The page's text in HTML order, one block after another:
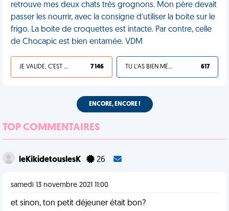
retrouve mes deux chats très grognons. Mon père devait
passer les nourrir, avec la consigne d’utiliser la boite sur le
frigo. La boite de croquettes est intacte. Par contre, celle
de Chocapic est bien entamée. VDM
JE VALIDE, C'EST UNE VDM 7 146 TU L'AS BIEN MÉRITÉ 617
ENCORE, ENCORE !
TOP COMMENTAIRES
leKikidetouslesK 26
samedi 13 novembre 2021 11:00
et sinon, ton petit déjeuner était bon?